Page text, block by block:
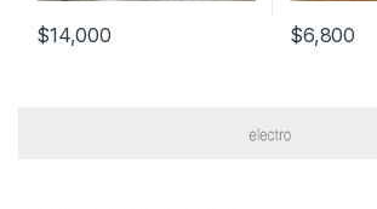
$14,000 $6,800